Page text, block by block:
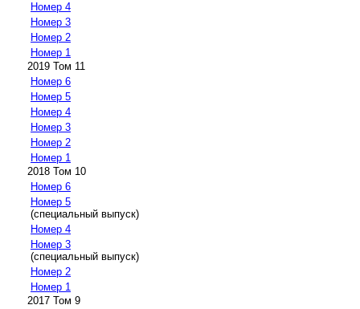
Номер 4
Номер 3
Номер 2
Номер 1
2019 Том 11
Номер 6
Номер 5
Номер 4
Номер 3
Номер 2
Номер 1
2018 Том 10
Номер 6
Номер 5
(специальный выпуск)
Номер 4
Номер 3
(специальный выпуск)
Номер 2
Номер 1
2017 Том 9